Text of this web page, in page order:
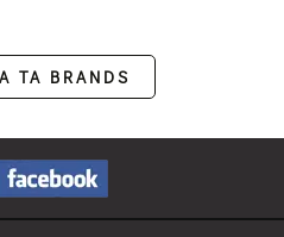
ΤΑ BRANDS